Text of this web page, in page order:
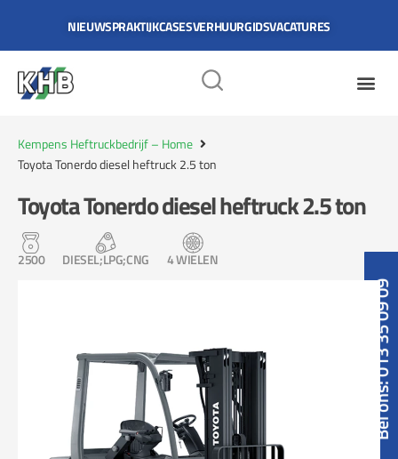
Bel ons: 013 35 09 09
NIEUWSPRAKTIJKCASESVERHUURGIDSVACATURES
Kempens Heftruckbedrijf – Home
Toyota Tonerdo diesel heftruck 2.5 ton
Toyota Tonerdo diesel heftruck 2.5 ton
2500 DIESEL;LPG;CNG 4 WIELEN